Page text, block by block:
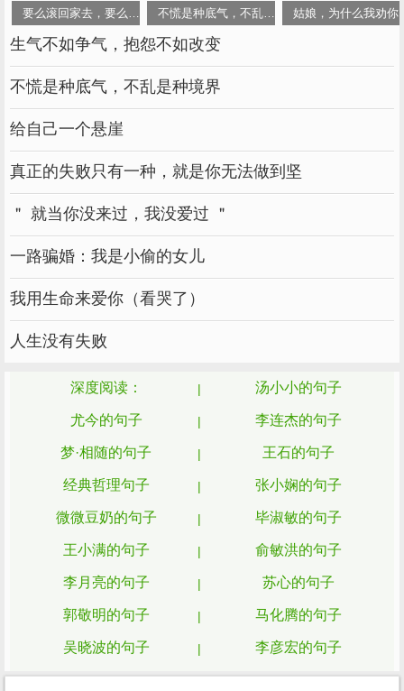
造天堂的力量；
只有流过血的
手指，才能弹出
泰戈尔
22、在逆境中，装成兴旺气象；在宏通际，
允宜忍性克情。 ----蒂托·李维
要么滚回家去，要么就拼 不慌是种底气，不乱是种境界姑娘，为什么我劝你
生气不如争气，抱怨不如改变
不慌是种底气，不乱是种境界
给自己一个悬崖
真正的失败只有一种，就是你无法做到坚
＂ 就当你没来过，我没爱过 ＂
一路骗婚：我是小偷的女儿
我用生命来爱你（看哭了）
人生没有失败
深度阅读： 汤小小的句子
尤今的句子 李连杰的句子
梦·相随的句子 王石的句子
经典哲理句子 张小娴的句子
微微豆奶的句子 毕淑敏的句子
王小满的句子 俞敏洪的句子
李月亮的句子 苏心的句子
郭敬明的句子 马化腾的句子
吴晓波的句子 李彦宏的句子
雨泽的句子 李银河的句子